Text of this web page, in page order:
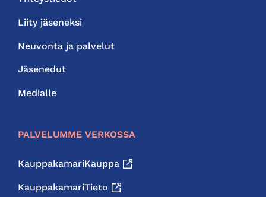
Liity jäseneksi
Neuvonta ja palvelut
Jäsenedut
Medialle
PALVELUMME VERKOSSA
KauppakamariKauppa
KauppakamariTieto